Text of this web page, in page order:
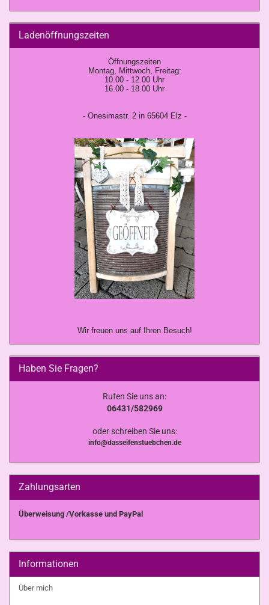
Ladenöffnungszeiten
Öffnungszeiten
Montag, Mittwoch, Freitag:
10.00 - 12.00 Uhr
16.00 - 18.00 Uhr
- Onesimastr. 2 in 65604 Elz -
Wir freuen uns auf Ihren Besuch!
Haben Sie Fragen?
Rufen Sie uns an:
06431/582969
oder schreiben Sie uns:
info@dasseifenstuebchen.de
Zahlungsarten
Überweisung /Vorkasse und PayPal
Informationen
Über mich